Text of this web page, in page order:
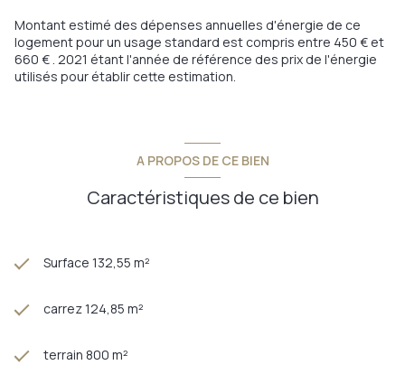
niveaux, emplacements voitures, vue degagée, très lumineux
et au calme.
Ce bien est mis en location toute l'année en tant que Gîte (
moyenne de 24000€ CA annuel ) donc possiblité de l'acheter
entièrement meublé. aucun vis à vis et vue degagée.
sont disponibles sur le site Géorisque:
www.georisques.gouv.fr
Annonce proposée par un agent commercial
Montant estimé des dépenses annuelles d'énergie de ce
logement pour un usage standard est compris entre 450 € et
660 € . 2021 étant l'année de référence des prix de l'énergie
utilisés pour établir cette estimation.
A PROPOS DE CE BIEN
Caractéristiques de ce bien
Surface 132,55 m²
carrez 124,85 m²
terrain 800 m²